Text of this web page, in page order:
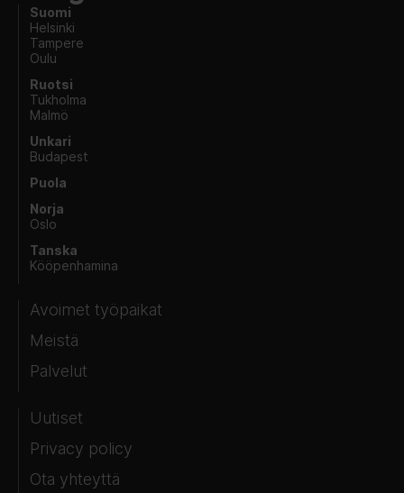
Suomi
Helsinki
Tampere
Oulu
Ruotsi
Tukholma
Malmö
Unkari
Budapest
Puola
Norja
Oslo
Tanska
Kööpenhamina
Avoimet työpaikat
Meistä
Palvelut
Uutiset
Privacy policy
Ota yhteyttä